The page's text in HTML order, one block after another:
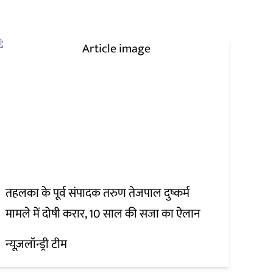
तहलका के पूर्व संपादक तरुण तेजपाल दुष्कर्म
मामले में दोषी करार, 10 साल की सजा का ऐलान
न्यूज़लॉन्ड्री टीम